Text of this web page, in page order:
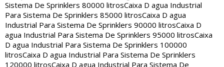
Sistema De Sprinklers 80000 litrosCaixa D agua Industrial
Para Sistema De Sprinklers 85000 litrosCaixa D agua
Industrial Para Sistema De Sprinklers 90000 litrosCaixa D
agua Industrial Para Sistema De Sprinklers 95000 litrosCaixa
D agua Industrial Para Sistema De Sprinklers 100000
litrosCaixa D agua Industrial Para Sistema De Sprinklers
120000 litrosCaixa D agua Industrial Para Sistema De